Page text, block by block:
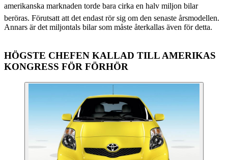
amerikanska marknaden torde bara cirka en halv miljon bilar
beröras. Förutsatt att det endast rör sig om den senaste årsmodellen.
Annars är det miljontals bilar som måste återkallas även för detta.
HÖGSTE CHEFEN KALLAD TILL AMERIKAS
KONGRESS FÖR FÖRHÖR